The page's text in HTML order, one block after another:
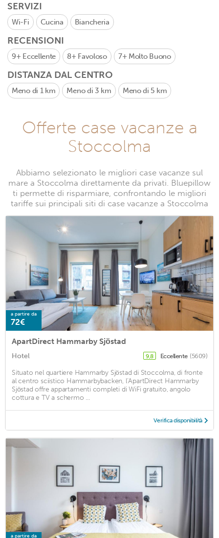
SERVIZI
Wi-Fi Cucina Biancheria
RECENSIONI
9+ Eccellente 8+ Favoloso 7+ Molto Buono
DISTANZA DAL CENTRO
Meno di 1 km Meno di 3 km Meno di 5 km
Offerte case vacanze a
Stoccolma
Abbiamo selezionato le migliori case vacanze sul
mare a Stoccolma direttamente da privati. Bluepillow
ti permette di risparmiare, confrontando le migliori
tariffe sui principali siti di case vacanze a Stoccolma
a partire da
72€
ApartDirect Hammarby Sjöstad
Hotel 9,8 Eccellente (5609)
Situato nel quartiere Hammarby Sjöstad di Stoccolma, di fronte
al centro sciistico Hammarbybacken, l’ApartDirect Hammarby
Sjöstad offre appartamenti completi di WiFi gratuito, angolo
cottura e TV a schermo ...
Verifica disponibilità
a partire da